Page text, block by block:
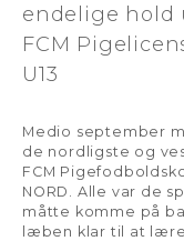
endelige hold
FCM
U13
Medio september
de nordligste og
FCM
NORD. Alle var de
måtte komme på
læben klar til at lære.